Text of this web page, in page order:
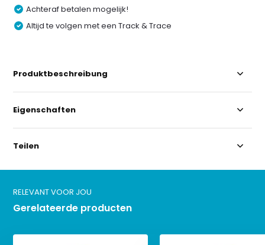
Achteraf betalen mogelijk!
Altijd te volgen met een Track & Trace
Produktbeschreibung
Eigenschaften
Teilen
RELEVANT VOOR JOU
Gerelateerde producten